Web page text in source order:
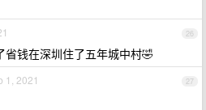
26
省钱在深圳住了五年城中村🤣
27
1, 2021